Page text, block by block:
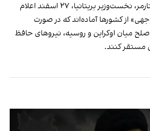
سخنگوی کی‌یر استارمر، نخست‌وزیر بریتانیا، ۲۷ اسفند اعلام
از کشورها آماده‌اند که در صورت
میان اوکراین و روسیه، نیروهای حافظ
مستقر کنند.